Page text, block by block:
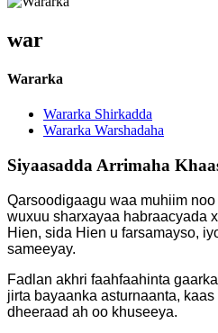
war
Wararka
Wararka Shirkadda
Wararka Warshadaha
Siyaasadda Arrimaha
Qarsoodigaagu waa muhiim
wuxuu sharxayaa habraacyada
Hien, sida Hien u farsamayso,
sameeyay.
Fadlan akhri faahfaahinta
jirta bayaanka asturnaanta,
dheeraad ah oo khuseeya.